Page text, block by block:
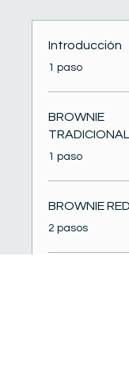
Introducción
.1 paso
BROWNIE
TRADICIONAL
.1 paso
BROWNIE
.2 pasos